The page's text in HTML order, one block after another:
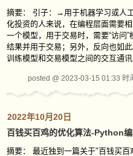
摘要： 引子：→用于机器学习或人
化投资的人来说，在编程层面需要
一个模型，用于交易时，需要“访问
结果并用于交易；另外，反向也如
训练模型和交易模型之间的交互通
posted @ 2023-03-15 01:33 时
2022年10月20日
百钱买百鸡的优化算法-Python
摘要： 最近独到一篇关于"百钱买